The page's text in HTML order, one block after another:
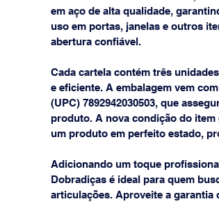
em aço de alta qualidade,
uso em portas, janelas e outros
abertura confiável.
Cada cartela contém três
e eficiente. A embalagem vem
(UPC) 7892942030503, que
produto. A nova condição do
um produto em perfeito estado,
Adicionando um toque
Dobradiças é ideal para quem
articulações. Aproveite a garantia